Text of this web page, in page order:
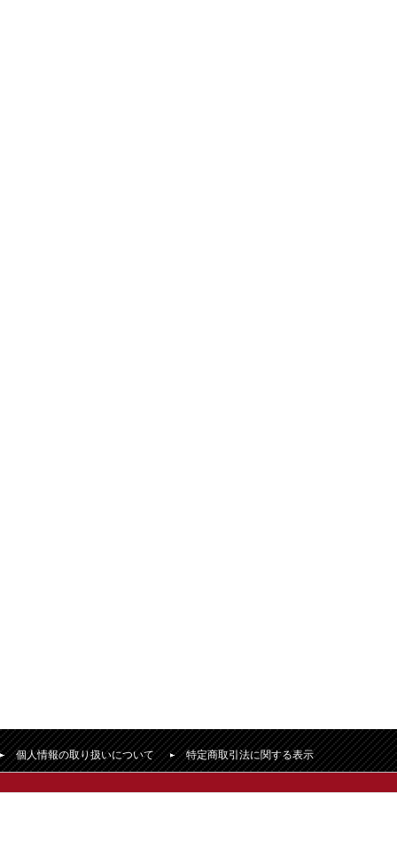
個人情報の取り扱いについて 特定商取引法に関する表示